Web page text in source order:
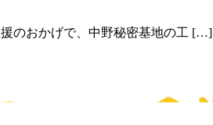
のおかげで、中野秘密基地の工 […]